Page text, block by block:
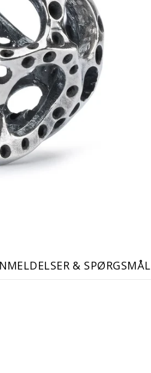
& SPØRGSMÅL